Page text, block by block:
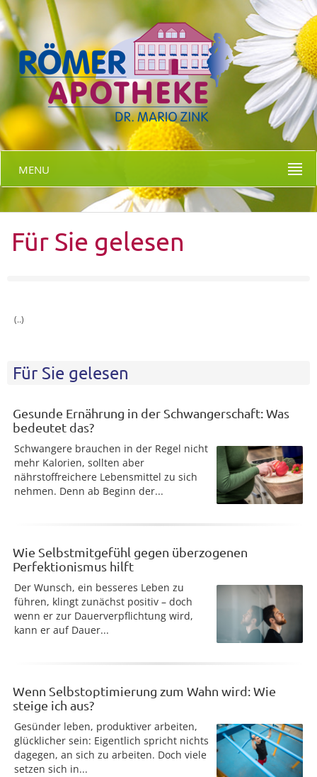
MENU
Für Sie gelesen
(..)
Für Sie gelesen
Gesunde Ernährung in der Schwangerschaft: Was
bedeutet das?
Schwangere brauchen in der Regel nicht
mehr Kalorien, sollten aber
nährstoffreichere Lebensmittel zu sich
nehmen. Denn ab Beginn der...
Wie Selbstmitgefühl gegen überzogenen
Perfektionismus hilft
Der Wunsch, ein besseres Leben zu
führen, klingt zunächst positiv – doch
wenn er zur Dauerverpflichtung wird,
kann er auf Dauer...
Wenn Selbstoptimierung zum Wahn wird: Wie
steige ich aus?
Gesünder leben, produktiver arbeiten,
glücklicher sein: Eigentlich spricht nichts
dagegen, an sich zu arbeiten. Doch viele
setzen sich in...